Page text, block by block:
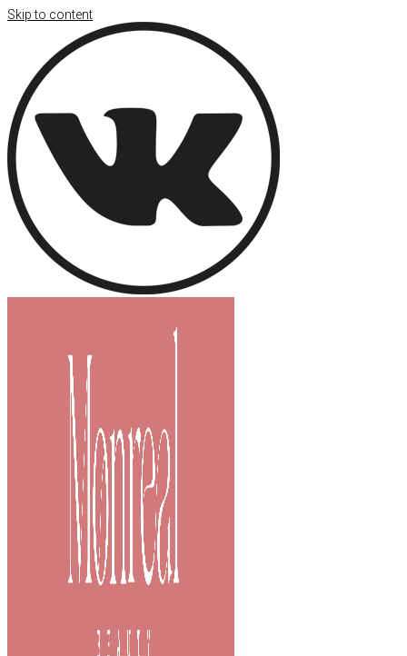
Skip to content